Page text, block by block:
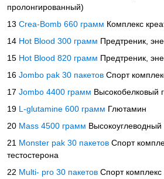
пролонгированный)
13 Crea-Bomb 660 грамм Комплекс
14 Hot Blood 300 грамм Предтреник,
15 Hot Blood 820 грамм Предтреник,
16 Jombo pak 30 пакетов Спорт
17 Jombo 4400 грамм Высокобелковый
19 L-glutamine 600 грамм Глютамин
20 Mass 4500 грамм Высокоуглеводный
21 Monster pak 30 пакетов Спорт
тестостерона
22 Multi- pro 30 пакетов Спорт комплекс